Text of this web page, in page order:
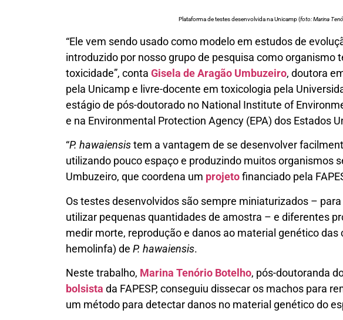
Plataforma de testes desenvolvida na Unicamp (foto: Marina
“Ele vem sendo usado como modelo em estudos de
introduzido por nosso grupo de pesquisa como organismo
toxicidade”, conta Gisela de Aragão Umbuzeiro, doutora
pela Unicamp e livre-docente em toxicologia pela
estágio de pós-doutorado no National Institute of
e na Environmental Protection Agency (EPA) dos Estados
“P. hawaiensistem a vantagem de se desenvolver
utilizando pouco espaço e produzindo muitos organismos
Umbuzeiro, que coordena um projetofinanciado pela
Os testes desenvolvidos são sempre miniaturizados –
utilizar pequenas quantidades de amostra – e diferentes
medir morte, reprodução e danos ao material genético das
hemolinfa) de P. hawaiensis.
Neste trabalho, Marina Tenório Botelho, pós-doutoranda
bolsista da FAPESP, conseguiu dissecar os machos para
um método para detectar danos no material genético do